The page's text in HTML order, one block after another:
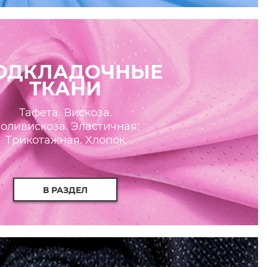
ТКАНИ
Тафета. Вискоза.
Эластичная.
Трикотажная. Хлопок
В РАЗДЕЛ